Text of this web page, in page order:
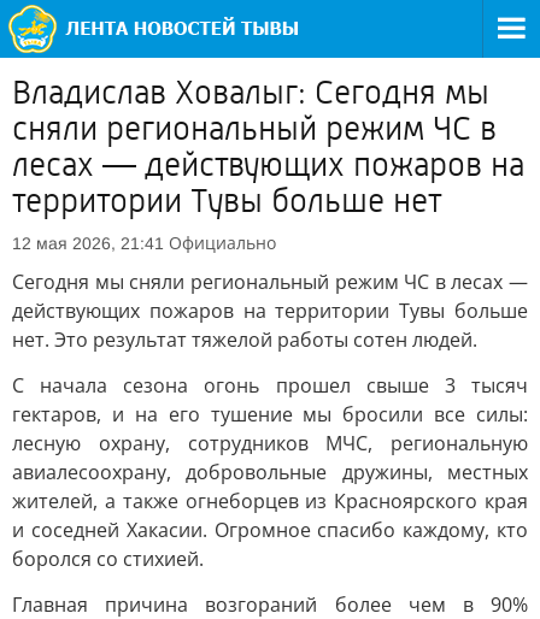
Владислав Ховалыг: Сегодня мы
сняли региональный режим ЧС в
лесах — действующих пожаров на
территории Тувы больше нет
12 мая 2026, 21:41 Официально
Сегодня мы сняли региональный режим ЧС в лесах —
действующих пожаров на территории Тувы больше
нет. Это результат тяжелой работы сотен людей.
С начала сезона огонь прошел свыше 3 тысяч
гектаров, и на его тушение мы бросили все силы:
лесную охрану, сотрудников МЧС, региональную
авиалесоохрану, добровольные дружины, местных
жителей, а также огнеборцев из Красноярского края
и соседней Хакасии. Огромное спасибо каждому, кто
боролся со стихией.
Главная причина возгораний более чем в 90%